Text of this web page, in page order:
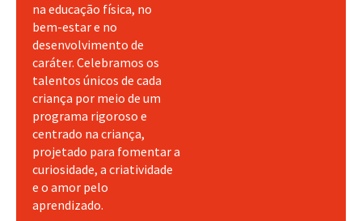
na educação física, no
bem-estar e no
desenvolvimento de
caráter. Celebramos os
talentos únicos de cada
criança por meio de um
programa rigoroso e
centrado na criança,
projetado para fomentar a
curiosidade, a criatividade
e o amor pelo
aprendizado.